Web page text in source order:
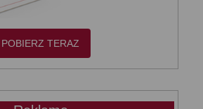
POBIERZ TERAZ